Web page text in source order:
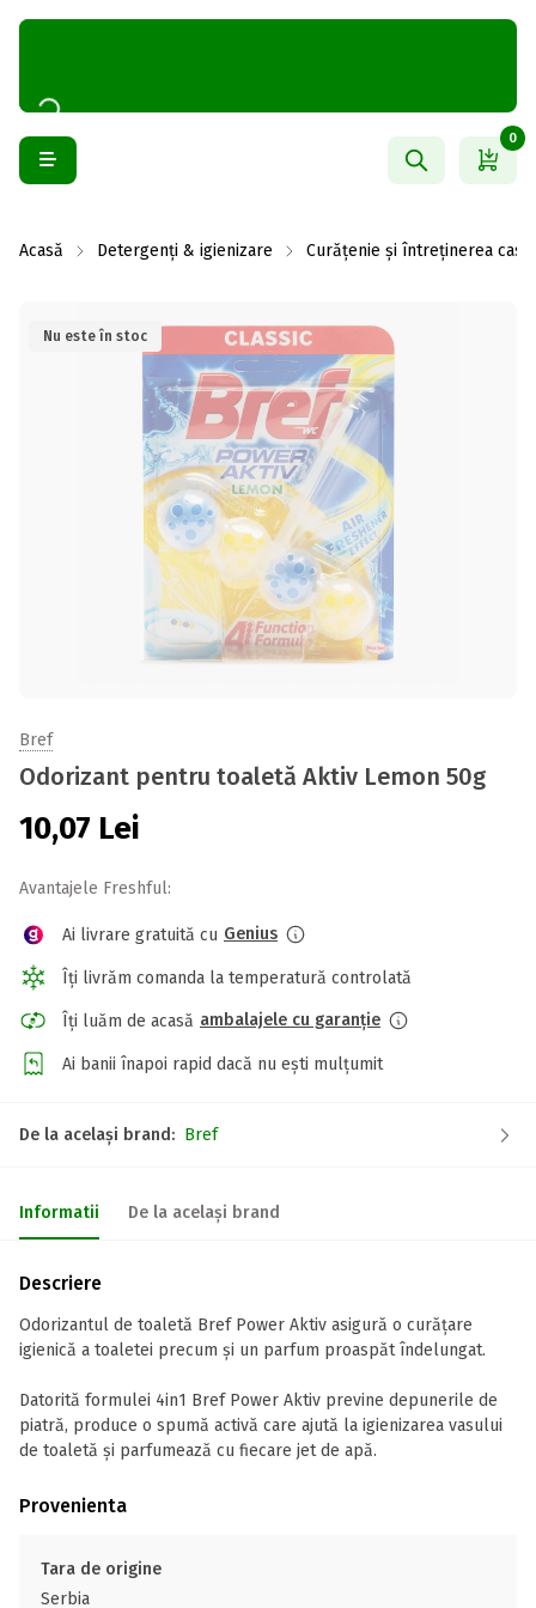
0
Acasă Detergenți & igienizare Curățenie și întreținerea casei
Nu este în stoc
Bref
Odorizant pentru toaletă Aktiv Lemon 50g
10,07 Lei
Avantajele Freshful:
Ai livrare gratuită cu Genius
Îți livrăm comanda la temperatură controlată
Îți luăm de acasă ambalajele cu garanție
Ai banii înapoi rapid dacă nu ești mulțumit
De la același brand: Bref
Informatii De la același brand
Descriere
Odorizantul de toaletă Bref Power Aktiv asigură o curățare
igienică a toaletei precum și un parfum proaspăt îndelungat.
Datorită formulei 4in1 Bref Power Aktiv previne depunerile de
piatră, produce o spumă activă care ajută la igienizarea vasului
de toaletă și parfumează cu fiecare jet de apă.
Provenienta
Tara de origine
Serbia